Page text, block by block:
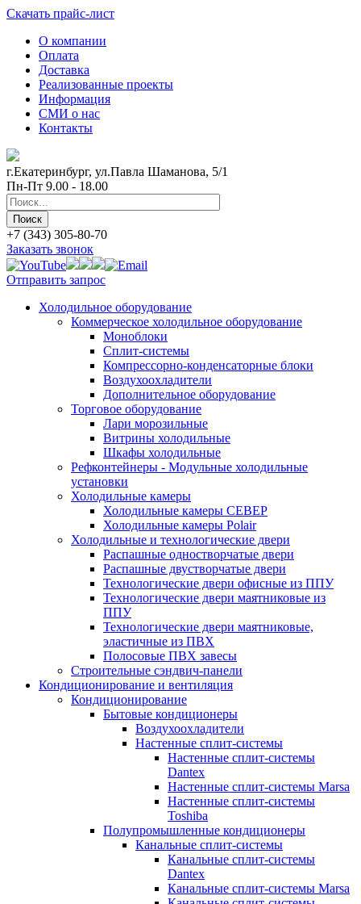
Скачать прайс-лист
О компании
Оплата
Доставка
Реализованные проекты
Информация
СМИ о нас
Контакты
г.Екатеринбург, ул.Павла Шаманова, 5/1
Пн-Пт 9.00 - 18.00
+7 (343) 305-80-70
Заказать звонок
Отправить запрос
Холодильное оборудование
Коммерческое холодильное оборудование
Моноблоки
Сплит-системы
Компрессорно-конденсаторные блоки
Воздухоохладители
Дополнительное оборудование
Торговое оборудование
Лари морозильные
Витрины холодильные
Шкафы холодильные
Рефконтейнеры - Модульные холодильные
установки
Холодильные камеры
Холодильные камеры СЕВЕР
Холодильные камеры Polair
Холодильные и технологические двери
Распашные одностворчатые двери
Распашные двустворчатые двери
Технологические двери офисные из ППУ
Технологические двери маятниковые из
ППУ
Технологические двери маятниковые,
эластичные из ПВХ
Полосовые ПВХ завесы
Строительные сэндвич-панели
Кондиционирование и вентиляция
Кондиционирование
Бытовые кондиционеры
Воздухоохладители
Настенные сплит-системы
Настенные сплит-системы
Dantex
Настенные сплит-системы Marsa
Настенные сплит-системы
Toshiba
Полупромышленные кондиционеры
Канальные сплит-системы
Канальные сплит-системы
Dantex
Канальные сплит-системы Marsa